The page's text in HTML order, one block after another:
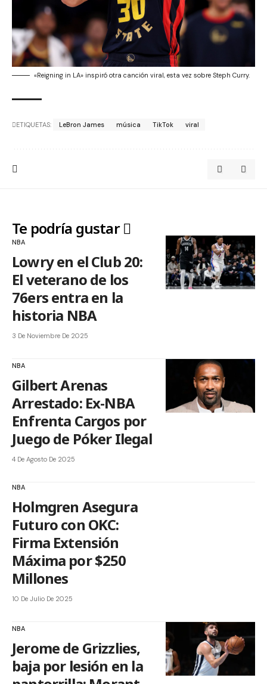
«Reigning in LA» inspiró otra canción viral, esta vez sobre Steph Curry.
ETIQUETAS: LeBron James música TikTok viral
Te podría gustar
NBA
Lowry en el Club 20:
El veterano de los
76ers entra en la
historia NBA
3 De Noviembre De 2025
NBA
Gilbert Arenas
Arrestado: Ex-NBA
Enfrenta Cargos por
Juego de Póker Ilegal
4 De Agosto De 2025
NBA
Holmgren Asegura
Futuro con OKC:
Firma Extensión
Máxima por $250
Millones
10 De Julio De 2025
NBA
Jerome de Grizzlies,
baja por lesión en la